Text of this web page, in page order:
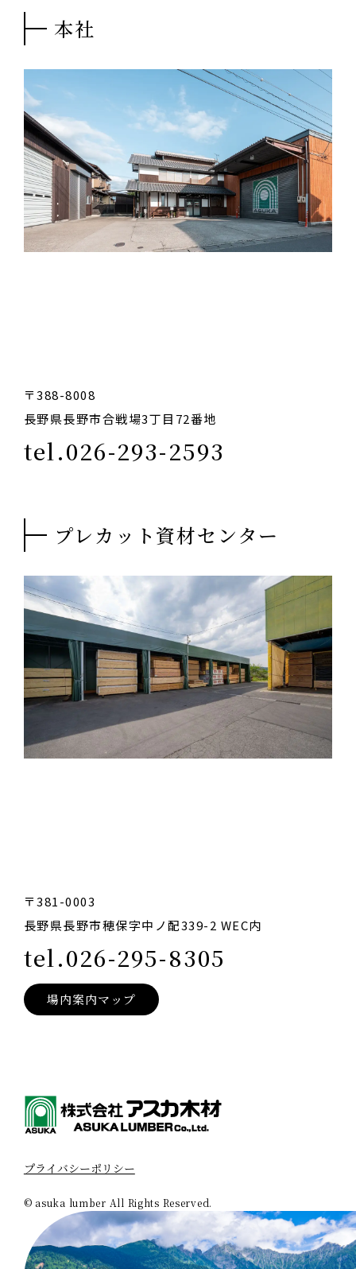
本社
〒388-8008
長野県長野市合戦場3丁目72番地
tel.026-293-2593
プレカット資材センター
〒381-0003
長野県長野市穂保字中ノ配339-2 WEC内
tel.026-295-8305
場内案内マップ
プライバシーポリシー
© asuka lumber All Rights Reserved.